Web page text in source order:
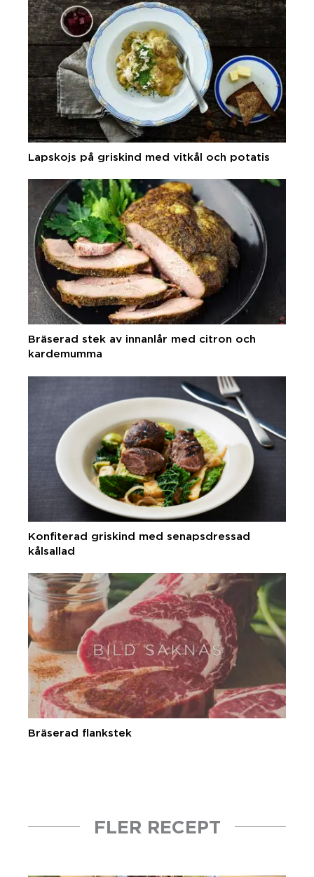
Lapskojs på griskind med vitkål och potatis
Bräserad stek av innanlår med citron och
kardemumma
Konfiterad griskind med senapsdressad
kålsallad
Bräserad flankstek
FLER RECEPT